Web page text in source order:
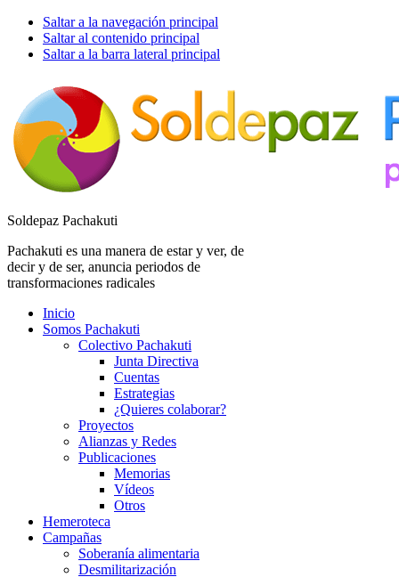
Saltar a la navegación principal
Saltar al contenido principal
Saltar a la barra lateral principal
Soldepaz Pachakuti
Pachakuti es una manera de estar y ver, de
decir y de ser, anuncia periodos de
transformaciones radicales
Inicio
Somos Pachakuti
Colectivo Pachakuti
Junta Directiva
Cuentas
Estrategias
¿Quieres colaborar?
Proyectos
Alianzas y Redes
Publicaciones
Memorias
Vídeos
Otros
Hemeroteca
Campañas
Soberanía alimentaria
Desmilitarización